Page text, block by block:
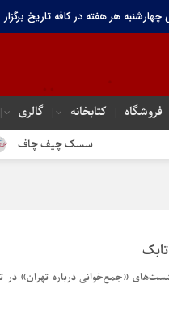
چهارشنبه هر هفته در کافه تاریخ
فروشگاه کتابخانه گالری
سسک چیف چاف دم